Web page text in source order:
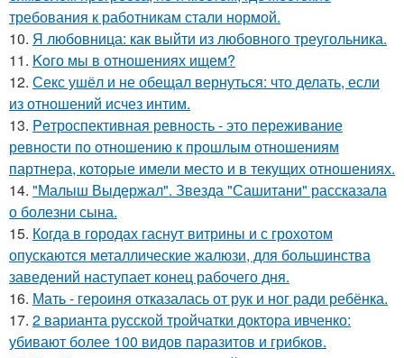
требования к работникам стали нормой.
10. Я любовница: как выйти из любовного треугольника.
11. Koго мы в отношениях ищем?
12. Секс ушёл и не обещал вернуться: что делать, если
из отношений исчез интим.
13. Peтроспективная ревность - это переживание
ревности по отношению к прошлым отношениям
партнера, которые имели место и в текущих отношениях.
14. "Малыш Выдержал". Звезда "Сашитани" рассказала
о болезни сына.
15. Когда в городах гаснут витрины и с грохотом
опускаются металлические жалюзи, для большинства
заведений наступает конец рабочего дня.
16. Мать - героиня отказалась от рук и ног ради ребёнка.
17. 2 варианта русской тройчатки доктора ивченко:
убивают более 100 видов паразитов и грибков.